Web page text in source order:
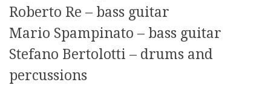
Roberto Re – bass guitar
Mario Spampinato – bass guitar
Stefano Bertolotti – drums and
percussions